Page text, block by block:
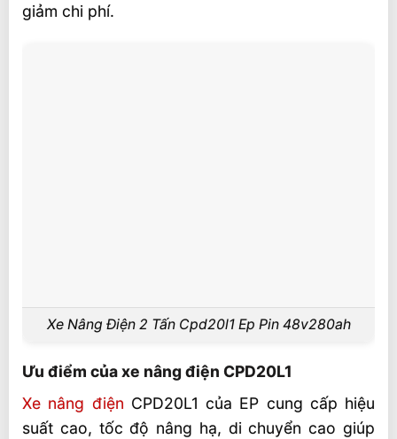
giảm chi phí.
Xe Nâng Điện 2 Tấn Cpd20l1 Ep Pin 48v280ah
Ưu điểm của xe nâng điện CPD20L1
Xe nâng điện CPD20L1 của EP cung cấp hiệu
suất cao, tốc độ nâng hạ, di chuyển cao giúp